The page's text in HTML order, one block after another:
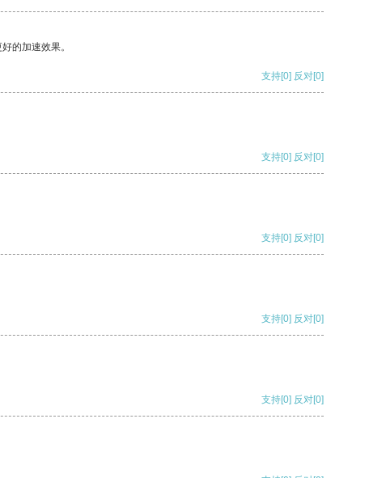
的加速效果。
支持[0] 反对[0]
支持[0] 反对[0]
支持[0] 反对[0]
支持[0] 反对[0]
支持[0] 反对[0]